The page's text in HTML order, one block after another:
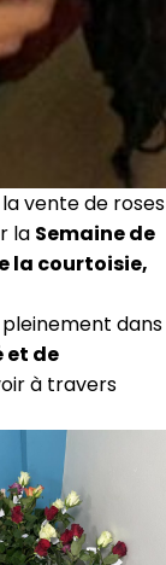
vente de roses
la Semaine de
la courtoisie,
pleinement dans
de
à travers